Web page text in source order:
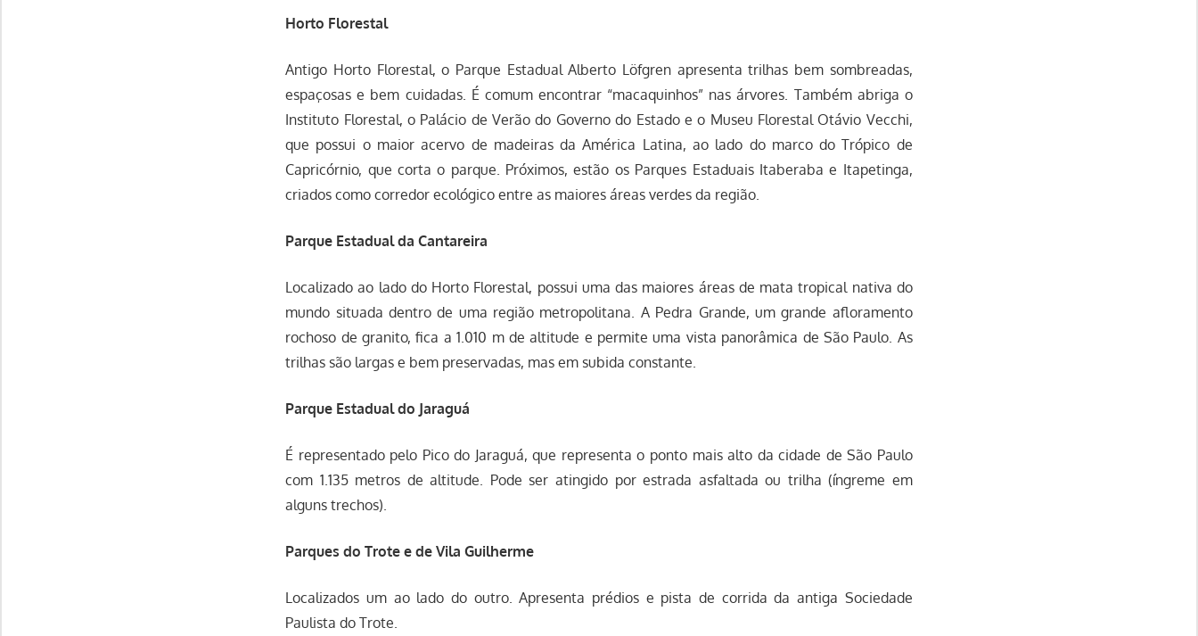
Horto Florestal
Antigo Horto Florestal, o Parque Estadual Alberto Löfgren apresenta trilhas bem sombreadas,
espaçosas e bem cuidadas. É comum encontrar “macaquinhos” nas árvores. Também abriga o
Instituto Florestal, o Palácio de Verão do Governo do Estado e o Museu Florestal Otávio Vecchi,
que possui o maior acervo de madeiras da América Latina, ao lado do marco do Trópico de
Capricórnio, que corta o parque. Próximos, estão os Parques Estaduais Itaberaba e Itapetinga,
criados como corredor ecológico entre as maiores áreas verdes da região.
Parque Estadual da Cantareira
Localizado ao lado do Horto Florestal, possui uma das maiores áreas de mata tropical nativa do
mundo situada dentro de uma região metropolitana. A Pedra Grande, um grande afloramento
rochoso de granito, fica a 1.010 m de altitude e permite uma vista panorâmica de São Paulo. As
trilhas são largas e bem preservadas, mas em subida constante.
Parque Estadual do Jaraguá
É representado pelo Pico do Jaraguá, que representa o ponto mais alto da cidade de São Paulo
com 1.135 metros de altitude. Pode ser atingido por estrada asfaltada ou trilha (íngreme em
alguns trechos).
Parques do Trote e de Vila Guilherme
Localizados um ao lado do outro. Apresenta prédios e pista de corrida da antiga Sociedade
Paulista do Trote.